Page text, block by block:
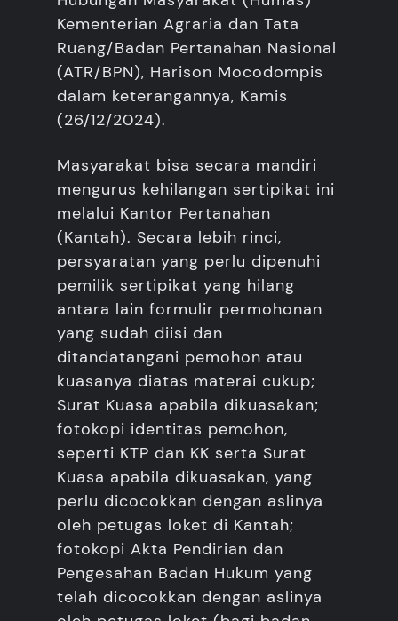
Kementerian Agraria dan Tata
Ruang/Badan Pertanahan Nasional
(ATR/BPN), Harison Mocodompis
dalam keterangannya, Kamis
(26/12/2024).
Masyarakat bisa secara mandiri
mengurus kehilangan sertipikat ini
melalui Kantor Pertanahan
(Kantah). Secara lebih rinci,
persyaratan yang perlu dipenuhi
pemilik sertipikat yang hilang
antara lain formulir permohonan
yang sudah diisi dan
ditandatangani pemohon atau
kuasanya diatas materai cukup;
Surat Kuasa apabila dikuasakan;
fotokopi identitas pemohon,
seperti KTP dan KK serta Surat
Kuasa apabila dikuasakan, yang
perlu dicocokkan dengan aslinya
oleh petugas loket di Kantah;
fotokopi Akta Pendirian dan
Pengesahan Badan Hukum yang
telah dicocokkan dengan aslinya